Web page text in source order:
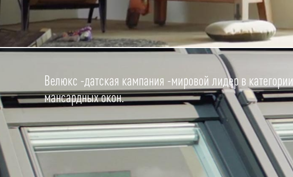
Велюкс -датская кампания -мировой лидер в категории
мансардных окон.